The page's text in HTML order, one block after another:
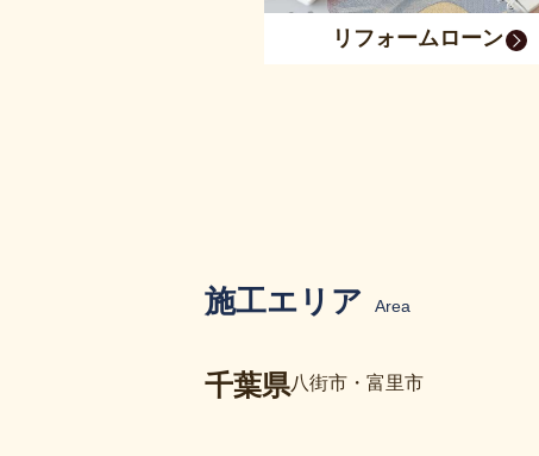
リフォームローン
施工エリア Area
千葉県八街市・富里市